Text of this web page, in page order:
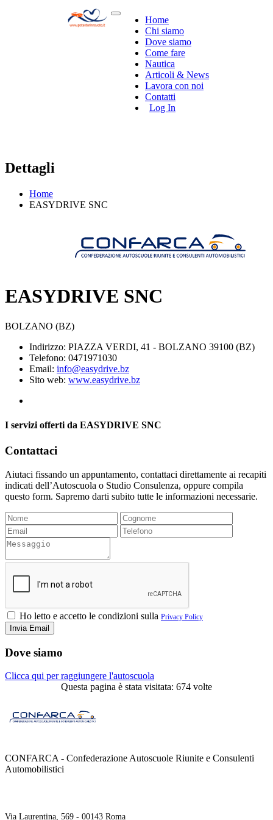
Home
Chi siamo
Dove siamo
Come fare
Nautica
Articoli & News
Lavora con noi
Contatti
Log In
Dettagli
Home
EASYDRIVE SNC
EASYDRIVE SNC
BOLZANO (BZ)
Indirizzo: PIAZZA VERDI, 41 - BOLZANO 39100 (BZ)
Telefono: 0471971030
Email: info@easydrive.bz
Sito web: www.easydrive.bz
I servizi offerti da EASYDRIVE SNC
Contattaci
Aiutaci fissando un appuntamento, contattaci direttamente ai recapiti
indicati dell’Autoscuola o Studio Consulenza, oppure compila
questo form. Sapremo darti subito tutte le informazioni necessarie.
Ho letto e accetto le condizioni sulla Privacy Policy
Dove siamo
Clicca qui per raggiungere l'autoscuola
Questa pagina è stata visitata: 674 volte
CONFARCA - Confederazione Autoscuole Riunite e Consulenti
Automobilistici
Via Laurentina, 569 - 00143 Roma